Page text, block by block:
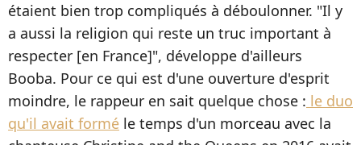
étaient bien trop compliqués à déboulonner. "Il y
a aussi la religion qui reste un truc important à
respecter [en France]", développe d'ailleurs
Booba. Pour ce qui est d'une ouverture d'esprit
moindre, le rappeur en sait quelque chose : le duo
qu'il avait formé le temps d'un morceau avec la